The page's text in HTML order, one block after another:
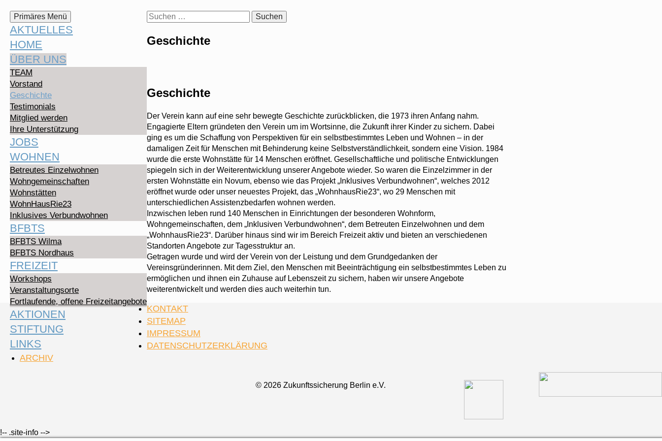
SuchenPrimäres Menü
Inhalt
springen
AKTUELLES
HOME
ÜBER UNS
TEAM
Vorstand
Geschichte
Testimonials
Mitglied werden
Ihre Unterstützung
JOBS
WOHNEN
Betreutes Einzelwohnen
Wohngemeinschaften
Wohnstätten
WohnHausRie23
Inklusives Verbundwohnen
BFBTS
BFBTS Wilma
BFBTS Nordhaus
FREIZEIT
Workshops
Veranstaltungsorte
Fortlaufende, offene Freizeitangebote
AKTIONEN
STIFTUNG
LINKS
Suchen
Geschichte
Geschichte
Der Verein kann auf eine sehr bewegte Geschichte zurückblicken, die 1973 ihren Anfang nahm.
Engagierte Eltern gründeten den Verein um im Wortsinne, die Zukunft ihrer Kinder zu sichern. Dabei
ging es um die Schaffung von Perspektiven für ein selbstbestimmtes Leben und Wohnen – in der
damaligen Zeit für Menschen mit Behinderung keine Selbstverständlichkeit, sondern eine Vision. 1984
wurde die erste Wohnstätte für 14 Menschen eröffnet. Gesellschaftliche und politische Entwicklungen
spiegeln sich in der Weiterentwicklung unserer Angebote wieder. So waren die Einzelzimmer in der
ersten Wohnstätte ein Novum, ebenso wie das Projekt „Inklusives Verbundwohnen“, welches 2012
eröffnet wurde oder unser neuestes Projekt, das „WohnhausRie23“, wo 29 Menschen mit
unterschiedlichen Assistenzbedarfen wohnen werden.
Inzwischen leben rund 140 Menschen in Einrichtungen der besonderen Wohnform,
Wohngemeinschaften, dem „Inklusiven Verbundwohnen“, dem Betreuten Einzelwohnen und dem
„WohnhausRie23“. Darüber hinaus sind wir im Bereich Freizeit aktiv und bieten an verschiedenen
Standorten Angebote zur Tagesstruktur an.
Getragen wurde und wird der Verein von der Leistung und dem Grundgedanken der
Vereinsgründerinnen. Mit dem Ziel, den Menschen mit Beeinträchtigung ein selbstbestimmtes Leben zu
ermöglichen und ihnen ein Zuhause auf Lebenszeit zu sichern, haben wir unsere Angebote
weiterentwickelt und werden dies auch weiterhin tun.
KONTAKT
SITEMAP
IMPRESSUM
DATENSCHUTZERKLÄRUNG
ARCHIV
© 2026 Zukunftssicherung Berlin e.V.
!-- .site-info -->